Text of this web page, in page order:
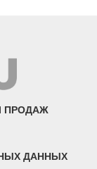
ПРОДАЖ
ДАННЫХ